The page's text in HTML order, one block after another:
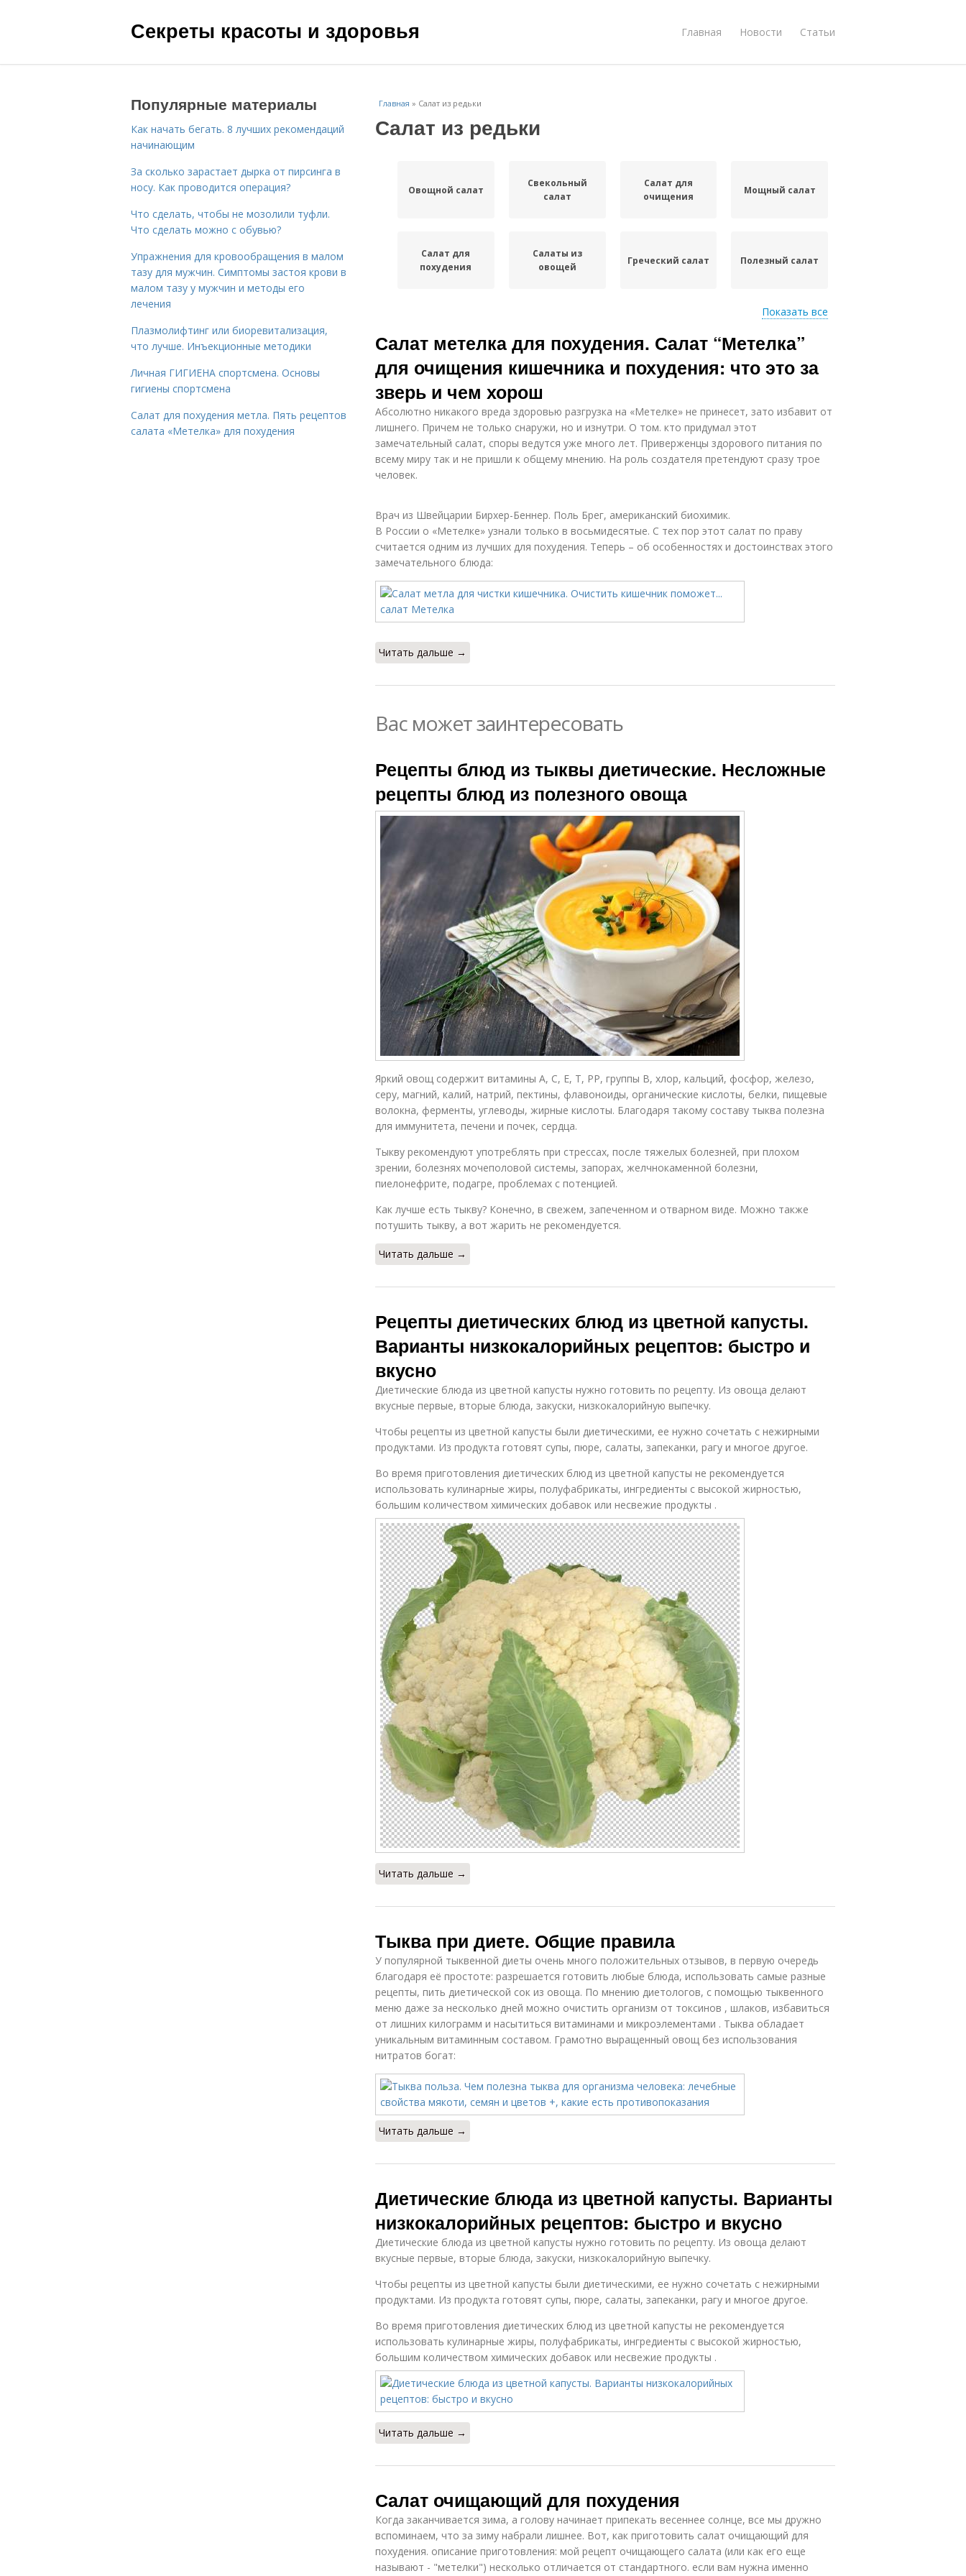
Секреты красоты и здоровья Главная Новости Статьи
Главная » Салат из редьки
Салат из редьки
Овощной салат
Свекольный
салат
Салат для
очищения
Мощный салат
Салат для
похудения
Салаты из
овощей
Греческий салат Полезный салат
салат
гранатом
и
кукурузы
Теплый салат
Салат с
кабачком
чистки
похудения
Диетические
Белковые
Салаты для
Показать все
Салат метелка для похудения. Салат “Метелка”
для очищения кишечника и похудения: что это за
зверь и чем хорош
Абсолютно никакого вреда здоровью разгрузка на «Метелке» не принесет, зато избавит от
лишнего. Причем не только снаружи, но и изнутри. О том. кто придумал этот
замечательный салат, споры ведутся уже много лет. Приверженцы здорового питания по
всему миру так и не пришли к общему мнению. На роль создателя претендуют сразу трое
человек.
Врач из Швейцарии Бирхер-Беннер. Поль Брег, американский биохимик.
В России о «Метелке» узнали только в восьмидесятые. С тех пор этот салат по праву
считается одним из лучших для похудения. Теперь – об особенностях и достоинствах этого
замечательного блюда:
Читать дальше →
Вас может заинтересовать
Рецепты блюд из тыквы диетические. Несложные
рецепты блюд из полезного овоща
Яркий овощ содержит витамины А, С, Е, Т, РР, группы В, хлор, кальций, фосфор, железо,
серу, магний, калий, натрий, пектины, флавоноиды, органические кислоты, белки, пищевые
волокна, ферменты, углеводы, жирные кислоты. Благодаря такому составу тыква полезна
для иммунитета, печени и почек, сердца.
Тыкву рекомендуют употреблять при стрессах, после тяжелых болезней, при плохом
зрении, болезнях мочеполовой системы, запорах, желчнокаменной болезни,
пиелонефрите, подагре, проблемах с потенцией.
Как лучше есть тыкву? Конечно, в свежем, запеченном и отварном виде. Можно также
потушить тыкву, а вот жарить не рекомендуется.
Читать дальше →
Рецепты диетических блюд из цветной капусты.
Варианты низкокалорийных рецептов: быстро и
вкусно
Диетические блюда из цветной капусты нужно готовить по рецепту. Из овоща делают
вкусные первые, вторые блюда, закуски, низкокалорийную выпечку.
Чтобы рецепты из цветной капусты были диетическими, ее нужно сочетать с нежирными
продуктами. Из продукта готовят супы, пюре, салаты, запеканки, рагу и многое другое.
Во время приготовления диетических блюд из цветной капусты не рекомендуется
использовать кулинарные жиры, полуфабрикаты, ингредиенты с высокой жирностью,
большим количеством химических добавок или несвежие продукты .
Читать дальше →
Тыква при диете. Общие правила
У популярной тыквенной диеты очень много положительных отзывов, в первую очередь
благодаря её простоте: разрешается готовить любые блюда, использовать самые разные
рецепты, пить диетической сок из овоща. По мнению диетологов, с помощью тыквенного
меню даже за несколько дней можно очистить организм от токсинов , шлаков, избавиться
от лишних килограмм и насытиться витаминами и микроэлементами . Тыква обладает
уникальным витаминным составом. Грамотно выращенный овощ без использования
нитратов богат:
Читать дальше →
Диетические блюда из цветной капусты. Варианты
низкокалорийных рецептов: быстро и вкусно
Диетические блюда из цветной капусты нужно готовить по рецепту. Из овоща делают
вкусные первые, вторые блюда, закуски, низкокалорийную выпечку.
Чтобы рецепты из цветной капусты были диетическими, ее нужно сочетать с нежирными
продуктами. Из продукта готовят супы, пюре, салаты, запеканки, рагу и многое другое.
Во время приготовления диетических блюд из цветной капусты не рекомендуется
использовать кулинарные жиры, полуфабрикаты, ингредиенты с высокой жирностью,
большим количеством химических добавок или несвежие продукты .
Читать дальше →
Салат очищающий для похудения
Когда заканчивается зима, а голову начинает припекать весеннее солнце, все мы дружно
вспоминаем, что за зиму набрали лишнее. Вот, как приготовить салат очищающий для
похудения. описание приготовления: мой рецепт очищающего салата (или как его еще
называют - "метелки") несколько отличается от стандартного. если вам нужна именно
Популярные материалы
Как начать бегать. 8 лучших рекомендаций
начинающим
За сколько зарастает дырка от пирсинга в
носу. Как проводится операция?
Что сделать, чтобы не мозолили туфли.
Что сделать можно с обувью?
Упражнения для кровообращения в малом
тазу для мужчин. Симптомы застоя крови в
малом тазу у мужчин и методы его
лечения
Плазмолифтинг или биоревитализация,
что лучше. Инъекционные методики
Личная ГИГИЕНА спортсмена. Основы
гигиены спортсмена
Салат для похудения метла. Пять рецептов
салата «Метелка» для похудения